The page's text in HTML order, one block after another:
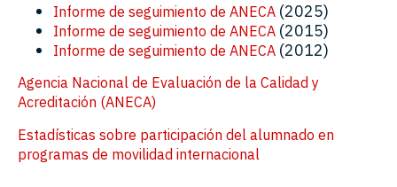
Informe de seguimiento de ANECA (2025)
Informe de seguimiento de ANECA (2015)
Informe de seguimiento de ANECA (2012)
Agencia Nacional de Evaluación de la Calidad y
Acreditación (ANECA)
Estadísticas sobre participación del alumnado en
programas de movilidad internacional